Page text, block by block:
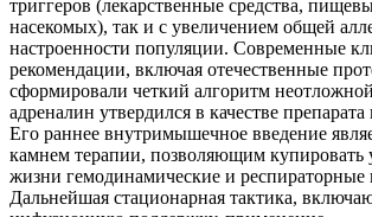
триггеров (лекарственные средства,
насекомых), так и с увеличением общей
настроенности популяции. Современные
рекомендации, включая отечественные
сформировали четкий алгоритм
адреналин утвердился в качестве
Его раннее внутримышечное введение
камнем терапии, позволяющим
жизни гемодинамические и респираторные
Дальнейшая стационарная тактика,